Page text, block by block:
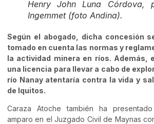
Henry John Luna Córdova,
Ingemmet (foto Andina).
Según el abogado, dicha concesión
tomado en cuenta las normas y
la actividad minera en ríos. Además,
una licencia para llevar a cabo de
río Nanay atentaría contra la vida y
de Iquitos.
Caraza Atoche también ha
amparo en el Juzgado Civil de Maynas